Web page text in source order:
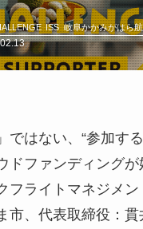
ISS 岐阜かかみがはら
ではない、“参加す
ドファンディングが
フライトマネジメン
市、代表取締役：貫